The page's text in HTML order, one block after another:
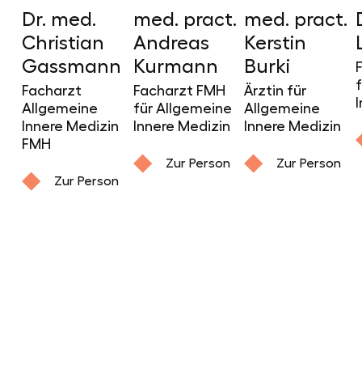
Facharzt
Allgemeine
Innere Medizin
FMH
Dr. med.
Christian
Gassmann
Zur Person
Facharzt FMH
für Allgemeine
Innere Medizin
med. pract.
Andreas
Kurmann
Zur Person
Ärztin für
Allgemeine
Innere Medizin
med. pract.
Kerstin
Burki
Zur Person